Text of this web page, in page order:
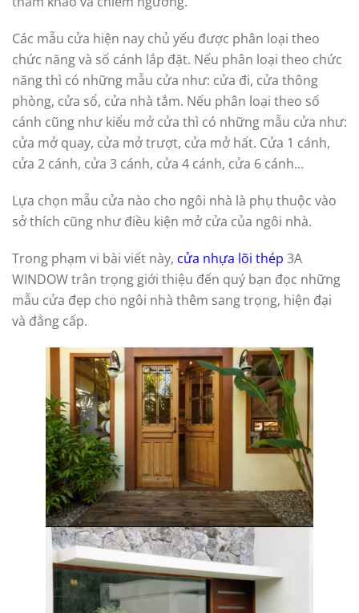
Các mẫu cửa hiện nay chủ yếu được phân loại theo
chức năng và số cánh lắp đặt. Nếu phân loại theo chức
năng thì có những mẫu cửa như: cửa đi, cửa thông
phòng, cửa sổ, cửa nhà tắm. Nếu phân loại theo số
cánh cũng như kiểu mở cửa thì có những mẫu cửa như:
cửa mở quay, cửa mở trượt, cửa mở hất. Cửa 1 cánh,
cửa 2 cánh, cửa 3 cánh, cửa 4 cánh, cửa 6 cánh…
Lựa chọn mẫu cửa nào cho ngôi nhà là phụ thuộc vào
sở thích cũng như điều kiện mở cửa của ngôi nhà.
Trong phạm vi bài viết này, cửa nhựa lõi thép 3A
WINDOW trân trọng giới thiệu đến quý bạn đọc những
mẫu cửa đẹp cho ngôi nhà thêm sang trọng, hiện đại
và đẳng cấp.